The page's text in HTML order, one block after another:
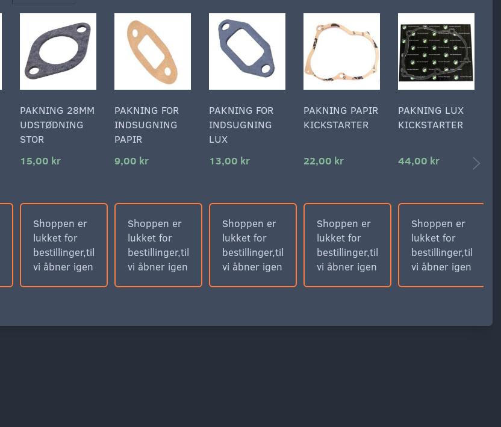
PAKNING 28MM
UDSTØDNING
STOR
15,00 kr
Shoppen er
lukket for
bestillinger,til
vi åbner igen
PAKNING FOR
INDSUGNING
PAPIR
9,00 kr
Shoppen er
lukket for
bestillinger,til
vi åbner igen
PAKNING FOR
INDSUGNING
LUX
13,00 kr
Shoppen er
lukket for
bestillinger,til
vi åbner igen
PAKNING PAPIR
KICKSTARTER
22,00 kr
Shoppen er
lukket for
bestillinger,til
vi åbner igen
PAKNING LUX
KICKSTARTER
44,00 kr
Shoppen er
lukket for
bestillinger,til
vi åbner igen